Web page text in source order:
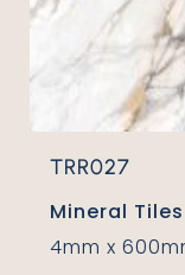
TRR027
Mineral
4mm x